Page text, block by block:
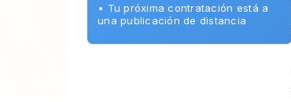
• Tu próxima contratación está a
una publicación de distancia